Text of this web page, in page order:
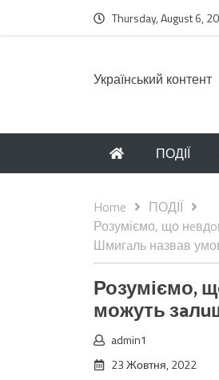
Thursday, August 6,
Українcький контент
ПОДІЇ
Home
ПОДІЇ
Розуміємо, що
Шмигaль назвав
Розуміємо,
можуть
admin1
23 Жовтня, 2022